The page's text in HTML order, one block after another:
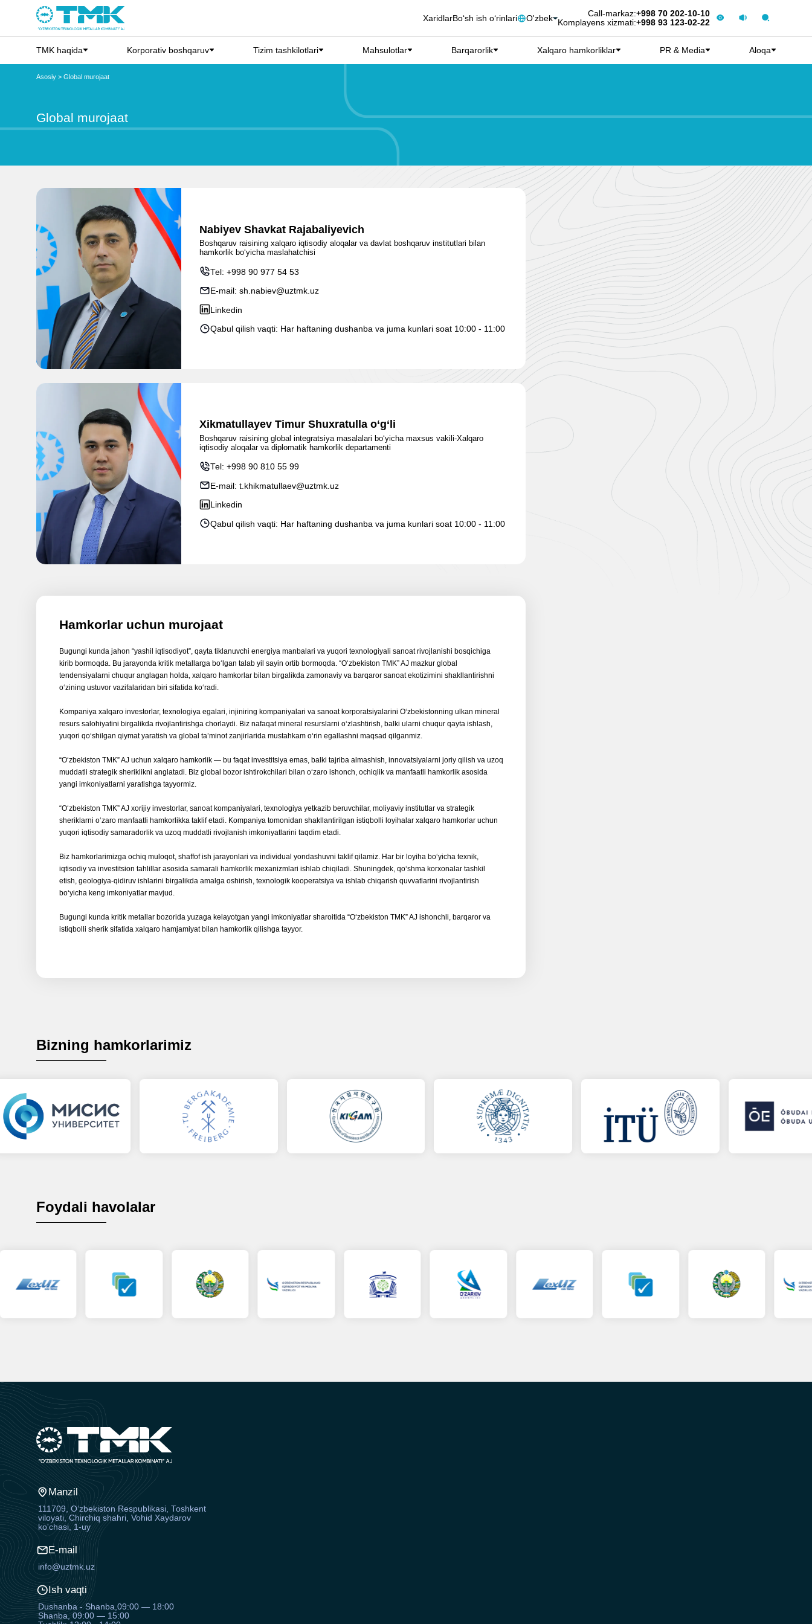
XaridlarBo‘sh ish o‘rinlari О'zbek Call-markaz:+998 70 202-10-10
Komplayens xizmati:+998 93 123-02-22
TMK haqida Korporativ boshqaruv Tizim tashkilotlari Mahsulotlar Barqarorlik Xalqaro hamkorliklar PR & Media Aloqa
Asosiy > Global murojaat
Global murojaat
Nabiyev Shavkat Rajabaliyevich
Boshqaruv raisining xalqaro iqtisodiy aloqalar va davlat boshqaruv institutlari bilan
hamkorlik bo‘yicha maslahatchisi
Tel: +998 90 977 54 53
E-mail: sh.nabiev@uztmk.uz
Linkedin
Qabul qilish vaqti: Har haftaning dushanba va juma kunlari soat 10:00 - 11:00
Xikmatullayev Timur Shuxratulla o‘g‘li
Boshqaruv raisining global integratsiya masalalari bo‘yicha maxsus vakili-Xalqaro
iqtisodiy aloqalar va diplomatik hamkorlik departamenti
Tel: +998 90 810 55 99
E-mail: t.khikmatullaev@uztmk.uz
Linkedin
Qabul qilish vaqti: Har haftaning dushanba va juma kunlari soat 10:00 - 11:00
Hamkorlar uchun murojaat
Bugungi kunda jahon “yashil iqtisodiyot”, qayta tiklanuvchi energiya manbalari va yuqori texnologiyali sanoat rivojlanishi bosqichiga
kirib bormoqda. Bu jarayonda kritik metallarga boʻlgan talab yil sayin ortib bormoqda. “Oʻzbekiston TMK” AJ mazkur global
tendensiyalarni chuqur anglagan holda, xalqaro hamkorlar bilan birgalikda zamonaviy va barqaror sanoat ekotizimini shakllantirishni
oʻzining ustuvor vazifalaridan biri sifatida koʻradi.
Kompaniya xalqaro investorlar, texnologiya egalari, injiniring kompaniyalari va sanoat korporatsiyalarini Oʻzbekistonning ulkan mineral
resurs salohiyatini birgalikda rivojlantirishga chorlaydi. Biz nafaqat mineral resurslarni oʻzlashtirish, balki ularni chuqur qayta ishlash,
yuqori qoʻshilgan qiymat yaratish va global taʼminot zanjirlarida mustahkam oʻrin egallashni maqsad qilganmiz.
“Oʻzbekiston TMK” AJ uchun xalqaro hamkorlik — bu faqat investitsiya emas, balki tajriba almashish, innovatsiyalarni joriy qilish va uzoq
muddatli strategik sheriklikni anglatadi. Biz global bozor ishtirokchilari bilan oʻzaro ishonch, ochiqlik va manfaatli hamkorlik asosida
yangi imkoniyatlarni yaratishga tayyormiz.
“Oʻzbekiston TMK” AJ xorijiy investorlar, sanoat kompaniyalari, texnologiya yetkazib beruvchilar, moliyaviy institutlar va strategik
sheriklarni oʻzaro manfaatli hamkorlikka taklif etadi. Kompaniya tomonidan shakllantirilgan istiqbolli loyihalar xalqaro hamkorlar uchun
yuqori iqtisodiy samaradorlik va uzoq muddatli rivojlanish imkoniyatlarini taqdim etadi.
Biz hamkorlarimizga ochiq muloqot, shaffof ish jarayonlari va individual yondashuvni taklif qilamiz. Har bir loyiha boʻyicha texnik,
iqtisodiy va investitsion tahlillar asosida samarali hamkorlik mexanizmlari ishlab chiqiladi. Shuningdek, qoʻshma korxonalar tashkil
etish, geologiya-qidiruv ishlarini birgalikda amalga oshirish, texnologik kooperatsiya va ishlab chiqarish quvvatlarini rivojlantirish
boʻyicha keng imkoniyatlar mavjud.
Bugungi kunda kritik metallar bozorida yuzaga kelayotgan yangi imkoniyatlar sharoitida “Oʻzbekiston TMK” AJ ishonchli, barqaror va
istiqbolli sherik sifatida xalqaro hamjamiyat bilan hamkorlik qilishga tayyor.
Bizning hamkorlarimiz
Foydali havolalar
Manzil
111709, O‘zbekiston Respublikasi, Toshkent
viloyati, Chirchiq shahri, Vohid Xaydarov
ko'chasi, 1-uy
E-mail
info@uztmk.uz
Ish vaqti
Dushanba - Shanba,09:00 — 18:00
Shanba, 09:00 — 15:00